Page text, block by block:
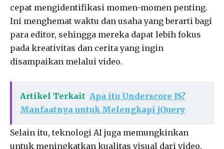
cepat mengidentifikasi momen-momen penting.
Ini menghemat waktu dan usaha yang berarti bagi
para editor, sehingga mereka dapat lebih fokus
pada kreativitas dan cerita yang ingin
disampaikan melalui video.
Artikel Terkait Apa itu Underscore JS?
Manfaatnya untuk Melengkapi jQuery
Selain itu, teknologi AI juga memungkinkan
untuk meningkatkan kualitas visual dari video.